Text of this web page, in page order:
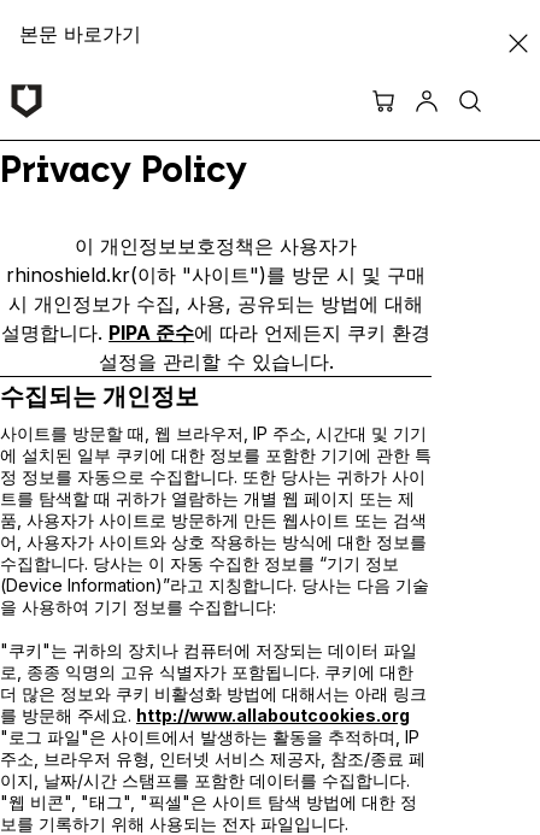
본문 바로가기
Privacy Policy
이 개인정보보호정책은 사용자가
rhinoshield.kr(이하 "사이트")를 방문 시 및 구매
시개인정보가 수집, 사용, 공유되는 방법에 대해
설명합니다. PIPA 준수에 따라 언제든지 쿠키 환경
설정을 관리할 수 있습니다.
수집되는 개인정보
사이트를 방문할 때, 웹 브라우저, IP 주소, 시간대 및 기기
에 설치된 일부 쿠키에 대한 정보를 포함한 기기에 관한 특
정 정보를 자동으로 수집합니다. 또한 당사는 귀하가 사이
트를 탐색할 때 귀하가 열람하는 개별 웹 페이지 또는 제
품, 사용자가 사이트로 방문하게 만든 웹사이트 또는 검색
어, 사용자가 사이트와 상호 작용하는 방식에 대한 정보를
수집합니다. 당사는 이 자동 수집한 정보를 “기기 정보
(Device Information)”라고 지칭합니다. 당사는 다음 기술
을 사용하여 기기 정보를 수집합니다:
"쿠키"는 귀하의 장치나 컴퓨터에 저장되는 데이터 파일
로, 종종 익명의 고유 식별자가 포함됩니다. 쿠키에 대한
더 많은 정보와 쿠키 비활성화 방법에 대해서는 아래 링크
를 방문해 주세요. http://www.allaboutcookies.org
"로그 파일"은 사이트에서 발생하는 활동을 추적하며, IP
주소, 브라우저 유형, 인터넷 서비스 제공자, 참조/종료 페
이지, 날짜/시간 스탬프를 포함한 데이터를 수집합니다.
"웹 비콘", "태그", "픽셀"은 사이트 탐색 방법에 대한 정
보를 기록하기 위해 사용되는 전자 파일입니다.